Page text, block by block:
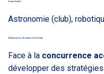
Centres d’intérêt
Astronomie (club),
Stratégies pour se démarquer sur Parcoursup
Face à la concurrence
développer des